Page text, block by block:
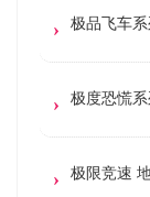
极品飞车
极度恐慌
极限竞速